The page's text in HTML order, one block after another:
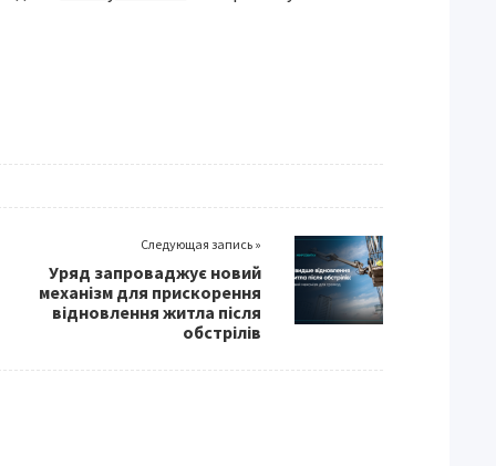
Следующая запись »
Уряд запроваджує новий
механізм для прискорення
відновлення житла після
обстрілів